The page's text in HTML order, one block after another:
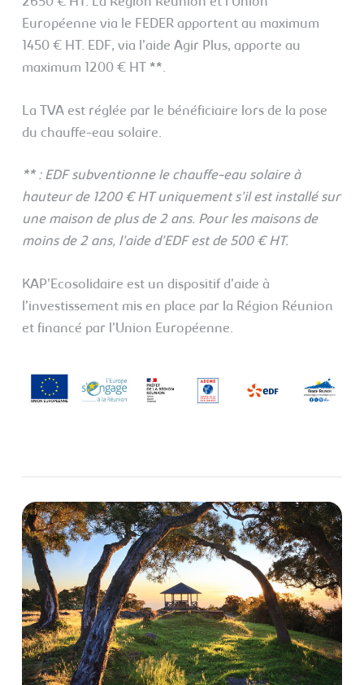
2650 € HT. La Région Réunion et l’Union
Européenne via le FEDER apportent au maximum
1450 € HT. EDF, via l’aide Agir Plus, apporte au
maximum 1200 € HT **.
La TVA est réglée par le bénéficiaire lors de la pose
du chauffe-eau solaire.
** : EDF subventionne le chauffe-eau solaire à
hauteur de 1200 € HT uniquement s’il est installé sur
une maison de plus de 2 ans. Pour les maisons de
moins de 2 ans, l’aide d’EDF est de 500 € HT.
KAP’Ecosolidaire est un dispositif d’aide à
l’investissement mis en place par la Région Réunion
et financé par l’Union Européenne.